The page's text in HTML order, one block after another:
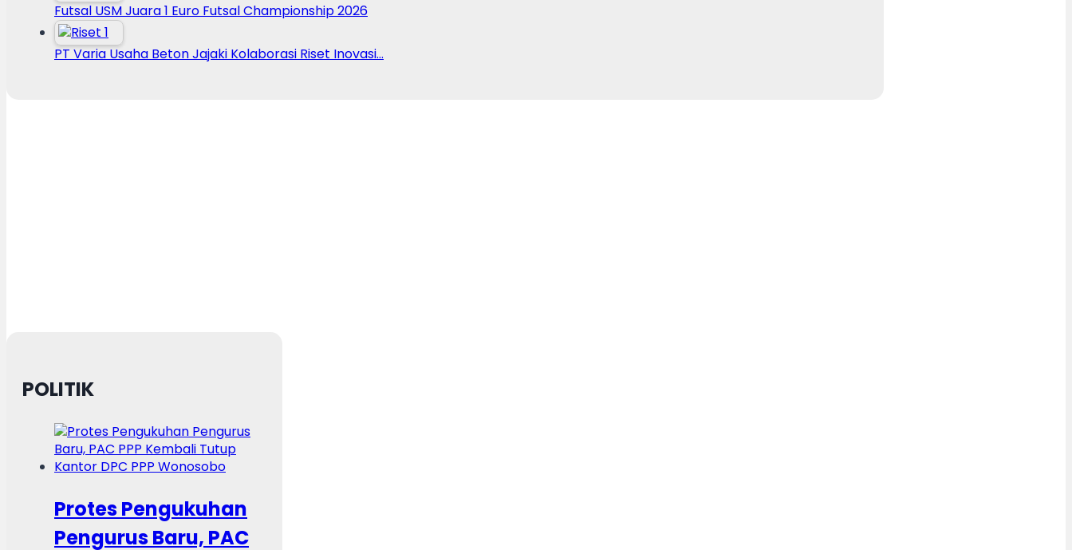
Futsal USM Juara 1 Euro Futsal Championship 2026
PT Varia Usaha Beton Jajaki Kolaborasi Riset Inovasi…
POLITIK
Protes Pengukuhan
Pengurus Baru, PAC